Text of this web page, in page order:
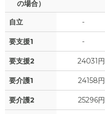
の場合）
自立 -
要支援1 -
要支援2 24031円
要介護1 24158円
要介護2 25296円